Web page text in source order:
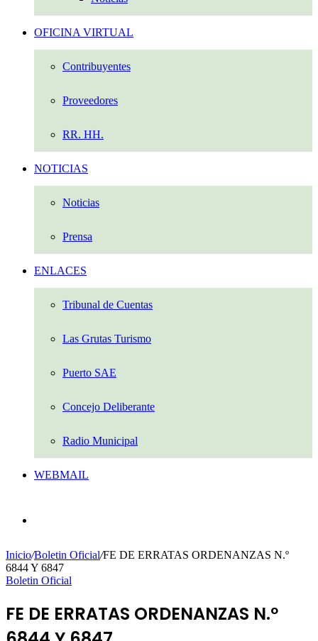
OFICINA VIRTUAL
Contribuyentes
Proveedores
RR. HH.
NOTICIAS
Noticias
Prensa
ENLACES
Tribunal de Cuentas
Las Grutas Turismo
Puerto SAE
Concejo Deliberante
Radio Municipal
WEBMAIL
por
Inicio/Boletin Oficial/FE DE ERRATAS ORDENANZAS N.º
6844 Y 6847
Boletin Oficial
FE DE ERRATAS ORDENANZAS N.º